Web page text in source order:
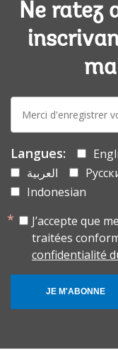
Ne ratez
mail:
Langues:
العربية
Indonesian
J’accepte que
traitées
confidentialité
JE M'ABONNE